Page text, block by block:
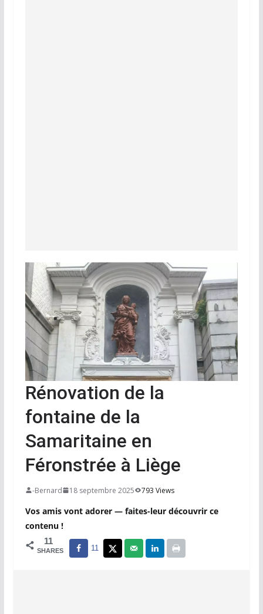
Rénovation de la
fontaine de la
Samaritaine en
Féronstrée à Liège
-Bernard 18 septembre 2025 793 Views
Vos amis vont adorer — faites-leur découvrir ce
contenu !
11
SHARES 11